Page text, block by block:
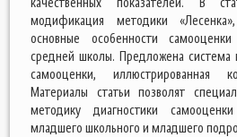
модификация методики
основные особенности
средней школы. Предложена система
самооценки, иллюстрированная
Материалы статьи позволят
методику диагностики
младшего школьного и младшего